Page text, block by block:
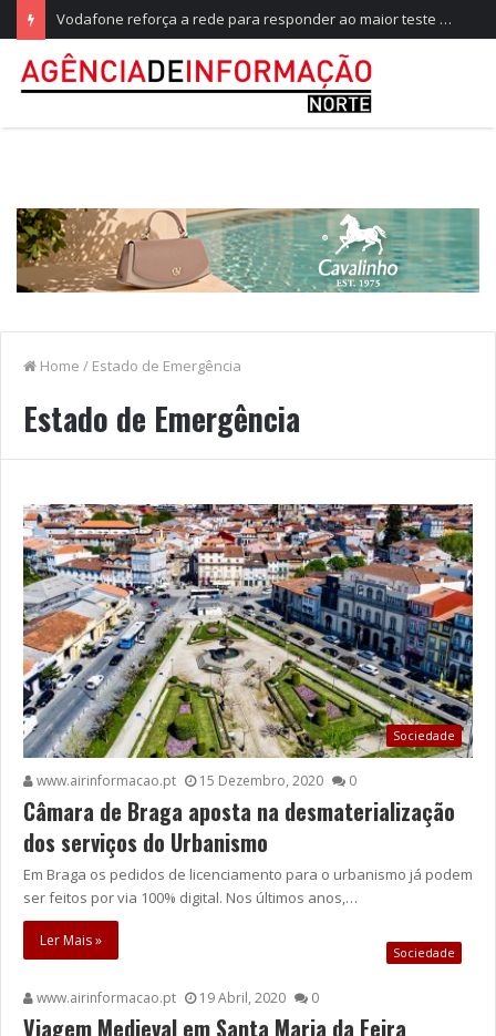
Vodafone reforça a rede para responder ao maior teste do ano, no Festival de Paredes de Coura
Home / Estado de Emergência
Estado de Emergência
Sociedade
www.airinformacao.pt 15 Dezembro, 2020 0
Câmara de Braga aposta na desmaterialização
dos serviços do Urbanismo
Em Braga os pedidos de licenciamento para o urbanismo já podem
ser feitos por via 100% digital. Nos últimos anos,…
Ler Mais »
Sociedade
www.airinformacao.pt 19 Abril, 2020 0
Viagem Medieval em Santa Maria da Feira